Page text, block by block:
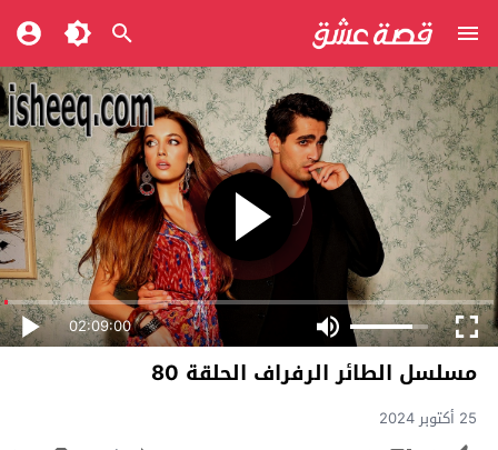
02:09:00
مسلسل الطائر الرفراف الحلقة 80
25 أكتوبر 2024